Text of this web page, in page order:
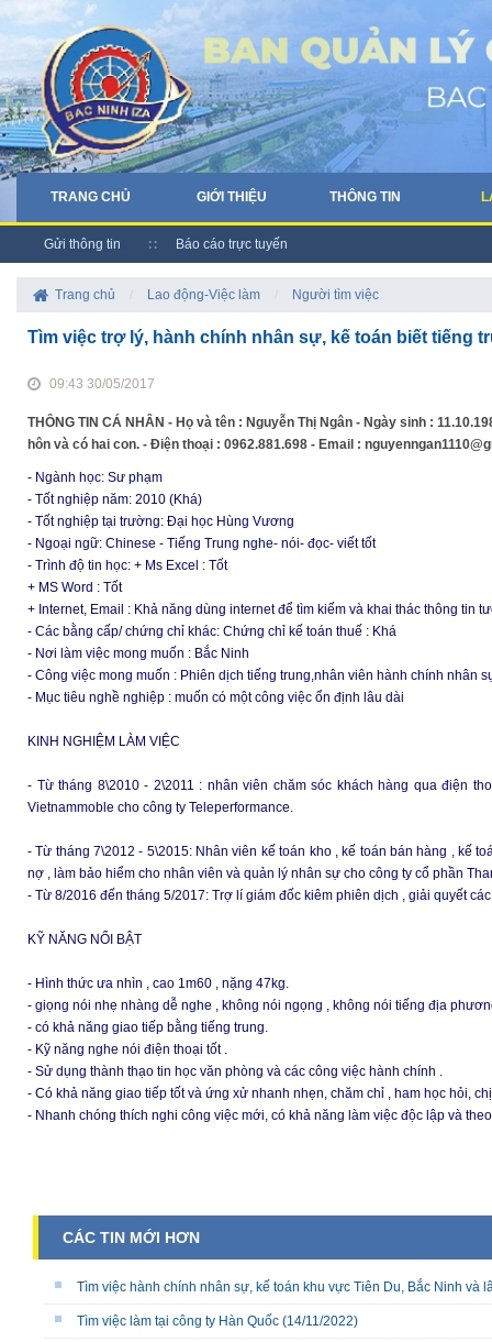
TRANG CHỦ GIỚI THIỆU THÔNG TIN
Gửi thông tin Báo cáo trực tuyến
Trang chủ Lao động-Việc làm Người tìm việc
Tìm việc trợ lý, hành chính nhân sự, kế toán biết tiếng
09:43 30/05/2017
THÔNG TIN CÁ NHÂN - Họ và tên : Nguyễn Thị Ngân - Ngày sinh :
hôn và có hai con. - Điện thoại : 0962.881.698 - Email :
- Ngành học: Sư phạm
- Tốt nghiệp năm: 2010 (Khá)
- Tốt nghiệp tại trường: Đại học Hùng Vương
- Ngoại ngữ: Chinese - Tiếng Trung nghe- nói- đọc- viết tốt
- Trình độ tin học: + Ms Excel : Tốt
+ MS Word : Tốt
+ Internet, Email : Khả năng dùng internet để tìm kiếm và khai thác thông tin
- Các bằng cấp/ chứng chỉ khác: Chứng chỉ kế toán thuế : Khá
- Nơi làm việc mong muốn : Bắc Ninh
- Công việc mong muốn : Phiên dịch tiếng trung,nhân viên hành chính nhân
- Mục tiêu nghề nghiệp : muốn có một công việc ổn định lâu dài
KINH NGHIỆM LÀM VIỆC
- Từ tháng 8\2010 - 2\2011 : nhân viên chăm sóc khách hàng qua điện
Vietnammoble cho công ty Teleperformance.
- Từ tháng 7\2012 - 5\2015: Nhân viên kế toán kho , kế toán bán hàng , kế
nợ , làm bảo hiểm cho nhân viên và quản lý nhân sự cho công ty cổ phần
- Từ 8/2016 đến tháng 5/2017: Trợ lí giám đốc kiêm phiên dịch , giải quyết
KỸ NĂNG NỔI BẬT
- Hình thức ưa nhìn , cao 1m60 , nặng 47kg.
- giọng nói nhẹ nhàng dễ nghe , không nói ngọng , không nói tiếng địa
- có khả năng giao tiếp bằng tiếng trung.
- Kỹ năng nghe nói điện thoại tốt .
- Sử dụng thành thạo tin học văn phòng và các công việc hành chính .
- Có khả năng giao tiếp tốt và ứng xử nhanh nhẹn, chăm chỉ , ham học hỏi,
- Nhanh chóng thích nghi công việc mới, có khả năng làm việc độc lập và
CÁC TIN MỚI HƠN
Tìm việc hành chính nhân sự, kế toán khu vực Tiên Du, Bắc Ninh và
Tìm việc làm tại công ty Hàn Quốc (14/11/2022)